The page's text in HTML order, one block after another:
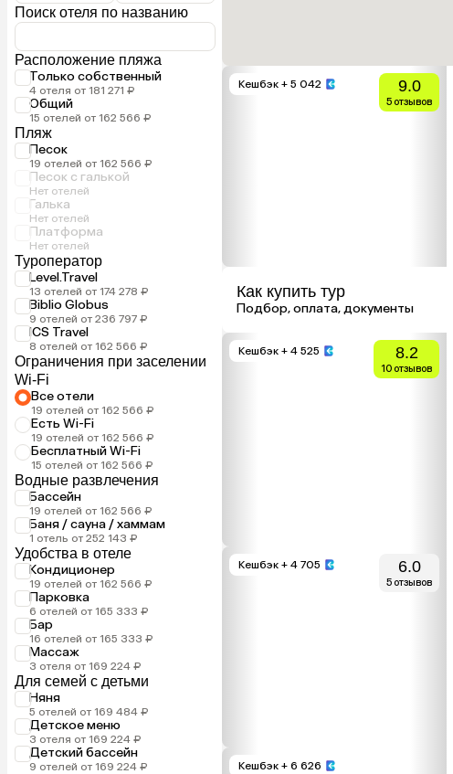
Поиск отеля по названию
Расположение пляжа
Только собственный
4 отеля от 181 271 ₽
Общий
15 отелей от 162 566 ₽
Пляж
Песок
19 отелей от 162 566 ₽
Песок с галькой
Нет отелей
Галька
Нет отелей
Платформа
Нет отелей
Туроператор
Level.Travel
13 отелей от 174 278 ₽
Biblio Globus
9 отелей от 236 797 ₽
ICS Travel
8 отелей от 162 566 ₽
Ограничения при заселении
Wi-Fi
Все отели
19 отелей от 162 566 ₽
Есть Wi-Fi
19 отелей от 162 566 ₽
Бесплатный Wi-Fi
15 отелей от 162 566 ₽
Водные развлечения
Бассейн
19 отелей от 162 566 ₽
Баня / сауна / хаммам
1 отель от 252 143 ₽
Удобства в отеле
Кондиционер
19 отелей от 162 566 ₽
Парковка
6 отелей от 165 333 ₽
Бар
16 отелей от 165 333 ₽
Массаж
3 отеля от 169 224 ₽
Для семей с детьми
Няня
5 отелей от 169 484 ₽
Детское меню
3 отеля от 169 224 ₽
Детский бассейн
9 отелей от 169 224 ₽
Кешбэк + 5 042 9.0
5 отзывов
Как купить тур
Подбор, оплата, документы
Кешбэк + 4 525 8.2
10 отзывов
Кешбэк + 4 705 6.0
5 отзывов
Кешбэк + 6 626